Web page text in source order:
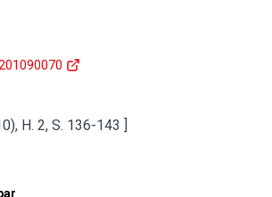
H. 2, S. 136-143 ]